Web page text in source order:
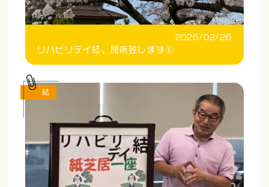
2026/02/26
リハビリデイ結、閉所致します⑥
結